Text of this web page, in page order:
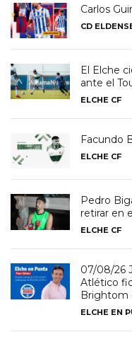
Carlos
CD
El Elche
ante el
ELCHE CF
Facundo
ELCHE CF
Pedro
retirar en
ELCHE CF
07/08/26
Atlético
Brightom
ELCHE EN